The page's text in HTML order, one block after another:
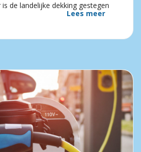
de landelijke dekking gestegen
Lees meer